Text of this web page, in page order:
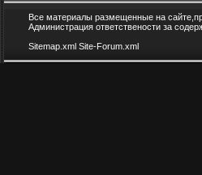
Все материалы размещенные на
Администрация ответствености за
Sitemap.xml Site-Forum.xml